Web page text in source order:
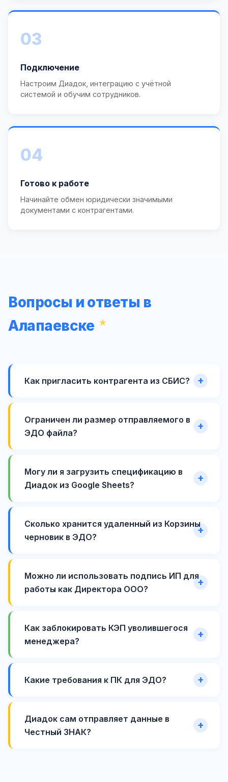
03
Подключение
Настроим Диадок, интеграцию с учётной
системой и обучим сотрудников.
04
Готово к работе
Начинайте обмен юридически значимыми
документами с контрагентами.
Вопросы и ответы в
Алапаевске
Как пригласить контрагента из СБИС?
Ограничен ли размер отправляемого в
ЭДО файла?
Могу ли я загрузить спецификацию в
Диадок из Google Sheets?
Сколько хранится удаленный из Корзины
черновик в ЭДО?
Можно ли использовать подпись ИП для
работы как Директора ООО?
Как заблокировать КЭП уволившегося
менеджера?
Какие требования к ПК для ЭДО?
Диадок сам отправляет данные в
Честный ЗНАК?